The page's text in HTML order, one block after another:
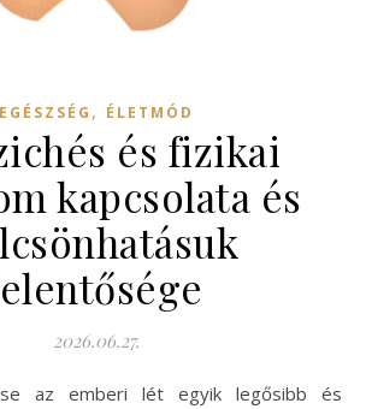
EGÉSZSÉG , ÉLETMÓD
és fizikai
kapcsolata és
2026.06.27.